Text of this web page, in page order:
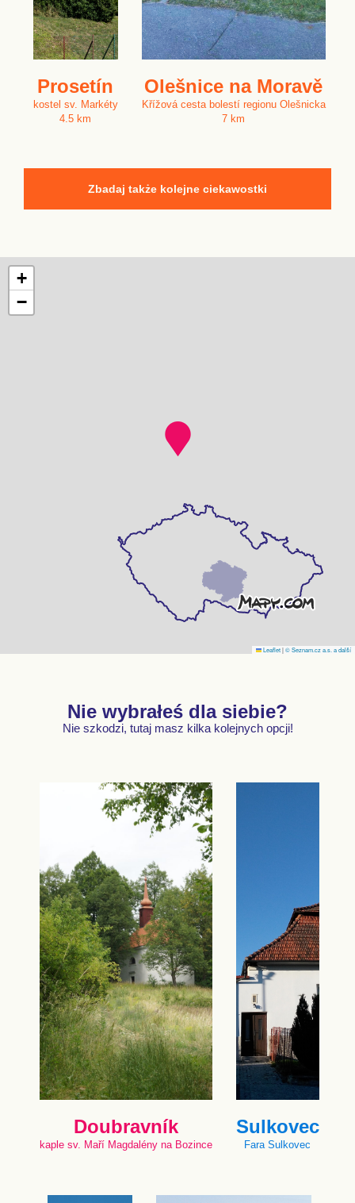
Prosetín
kostel sv. Markéty
4.5 km
Olešnice na Moravě
Křížová cesta bolestí regionu Olešnicka
7 km
Zbadaj także kolejne ciekawostki
+
−
Leaflet|© Seznam.cz a.s. a další
Nie wybrałeś dla siebie?
Nie szkodzi, tutaj masz kilka kolejnych opcji!
Doubravník
kaple sv. Maří Magdalény na Bozince
Sulkovec
Fara Sulkovec